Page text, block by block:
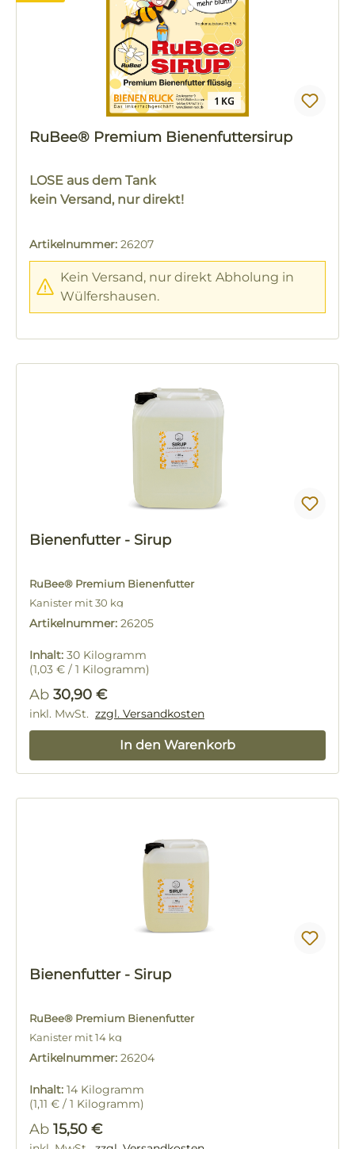
RuBee® Premium Bienenfuttersirup
LOSE aus dem Tank
kein Versand, nur direkt!
Artikelnummer: 26207
Kein Versand, nur direkt Abholung in
Wülfershausen.
Bienenfutter - Sirup
RuBee® Premium Bienenfutter
Kanister mit 30 kg
mit Entlüftungsöffnung
Artikelnummer: 26205
Inhalt: 30 Kilogramm
(1,03 € / 1 Kilogramm)
Regulärer Preis:
Ab 30,90 €
inkl. MwSt. zzgl. Versandkosten
In den Warenkorb
Bienenfutter - Sirup
RuBee® Premium Bienenfutter
Kanister mit 14 kg
Artikelnummer: 26204
Inhalt: 14 Kilogramm
(1,11 € / 1 Kilogramm)
Regulärer Preis:
Ab 15,50 €